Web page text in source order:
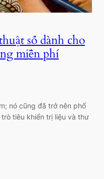
số dành cho
miễn phí
nó cũng đã trở nên phổ
tiêu khiển trị liệu và thư